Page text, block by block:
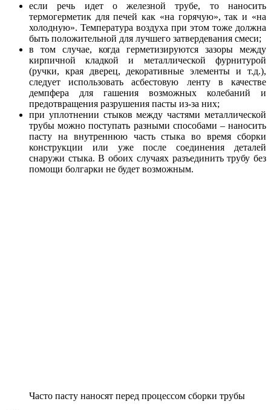
если речь идет о железной трубе, то наносить
термогерметик для печей как «на горячую», так и «на
холодную». Температура воздуха при этом тоже должна
быть положительной для лучшего затвердевания смеси;
в том случае, когда герметизируются зазоры между
кирпичной кладкой и металлической фурнитурой
(ручки, края дверец, декоративные элементы и т.д.),
следует использовать асбестовую ленту в качестве
демпфера для гашения возможных колебаний и
предотвращения разрушения пасты из-за них;
при уплотнении стыков между частями металлической
трубы можно поступать разными способами – наносить
пасту на внутреннюю часть стыка во время сборки
конструкции или уже после соединения деталей
снаружи стыка. В обоих случаях разъединить трубу без
помощи болгарки не будет возможным.
Часто пасту наносят перед процессом сборки трубы